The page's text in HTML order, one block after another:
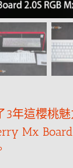
3年這櫻桃
Mx